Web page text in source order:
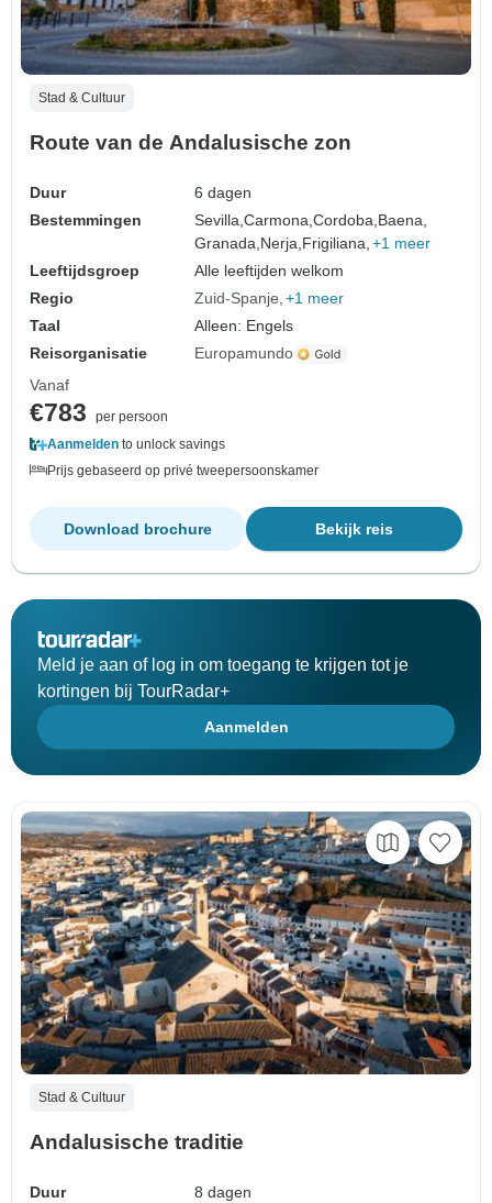
Stad & Cultuur
Route van de Andalusische zon
Duur
6 dagen
Bestemmingen
Sevilla,Carmona,Cordoba, Baena,
Granada, Nerja, Frigiliana, +1 meer
Leeftijdsgroep
Alle leeftijden welkom
Regio
Zuid-Spanje +1 meer
Taal
Alleen: Engels
Reisorganisatie
Europamundo
Vanaf
€783
per persoon
Aanmelden to unlock savings
Prijs gebaseerd op privé tweepersoonskamer
Bekijk reis
Download brochure
Meld je aan of log in om toegang te krijgen tot je
kortingen bij TourRadar+
Aanmelden
Stad & Cultuur
Andalusische traditie
Duur
8 dagen